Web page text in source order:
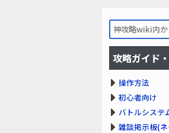
攻略ガイド
操作方法
初心者向け
バトルシステ
雑談掲示板(